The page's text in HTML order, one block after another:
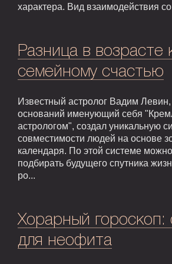
характера. Вид взаимодействия
Разница в возрасте
семейному счастью
Известный астролог Вадим Левин,
оснований именующий себя
астрологом", создал уникальную
совместимости людей на основе
календаря. По этой системе
подбирать будущего спутника
ро...
Хорарный гороскоп:
для неофита